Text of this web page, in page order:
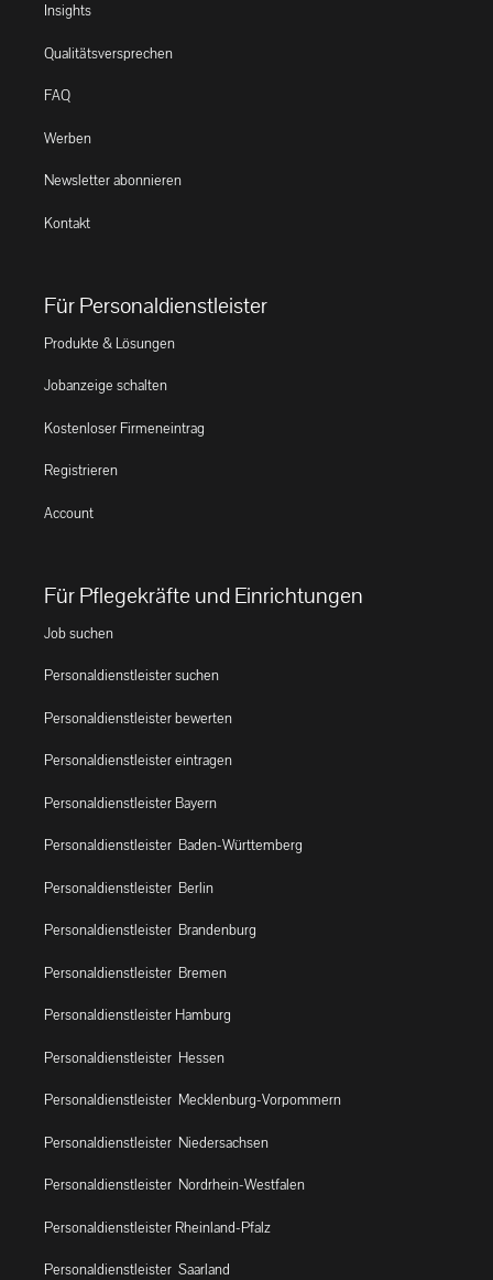
Insights
Qualitätsversprechen
FAQ
Werben
Newsletter abonnieren
Kontakt
Für Personaldienstleister
Produkte & Lösungen
Jobanzeige schalten
Kostenloser Firmeneintrag
Registrieren
Account
Für Pflegekräfte und Einrichtungen
Job suchen
Personaldienstleister suchen
Personaldienstleister bewerten
Personaldienstleister eintragen
Personaldienstleister Bayern
Personaldienstleister Baden-Württemberg
Personaldienstleister Berlin
Personaldienstleister Brandenburg
Personaldienstleister Bremen
Personaldienstleister Hamburg
Personaldienstleister Hessen
Personaldienstleister Mecklenburg-Vorpommern
Personaldienstleister Niedersachsen
Personaldienstleister Nordrhein-Westfalen
Personaldienstleister Rheinland-Pfalz
Personaldienstleister Saarland